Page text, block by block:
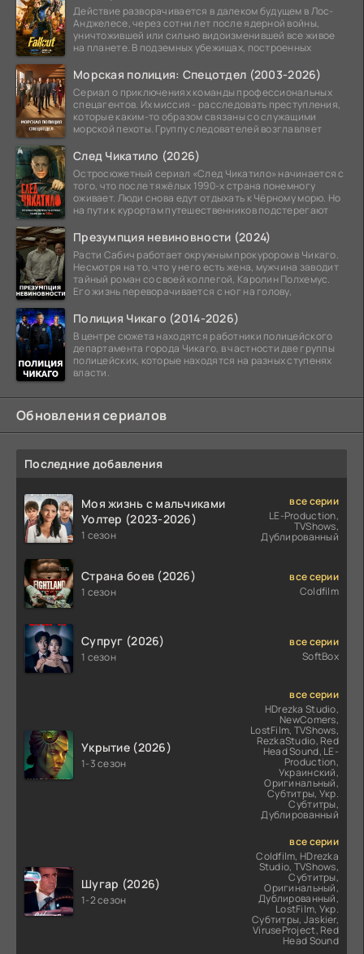
Действие разворачивается в далеком будущем в Лос-
Анджелесе, через сотни лет после ядерной войны,
уничтожившей или сильно видоизменившей все живое
на планете. В подземных убежищах, построенных
Морская полиция: Спецотдел (2003-2026)
Сериал о приключениях команды профессиональных
спецагентов. Их миссия - расследовать преступления,
которые каким-то образом связаны со служащими
морской пехоты. Группу следователей возглавляет
След Чикатило (2026)
Остросюжетный сериал «След Чикатило» начинается с
того, что после тяжёлых 1990-х страна понемногу
оживает. Люди снова едут отдыхать к Чёрному морю. Но
на пути к курортам путешественников подстерегают
Презумпция невиновности (2024)
Расти Сабич работает окружным прокурором в Чикаго.
Несмотря на то, что у него есть жена, мужчина заводит
тайный роман со своей коллегой, Каролин Полхемус.
Его жизнь переворачивается с ног на голову,
Полиция Чикаго (2014-2026)
В центре сюжета находятся работники полицейского
департамента города Чикаго, в частности две группы
полицейских, которые находятся на разных ступенях
власти.
Обновления сериалов
Последние добавления
Моя жизнь с мальчиками
Уолтер (2023-2026)
1 сезон
все серии
LE-Production,
TVShows,
Дублированный
Страна боев (2026)
1 сезон
все серии
Coldfilm
Супруг (2026)
1 сезон
все серии
SoftBox
Укрытие (2026)
1-3 сезон
все серии
HDrezka Studio,
NewComers,
LostFilm, TVShows,
RezkaStudio, Red
Head Sound, LE-
Production,
Украинский,
Оригинальный,
Субтитры, Укр.
Субтитры,
Дублированный
Шугар (2026)
1-2 сезон
все серии
Coldfilm, HDrezka
Studio, TVShows,
Субтитры,
Оригинальный,
Дублированный,
LostFilm, Укр.
Субтитры, Jaskier,
ViruseProject, Red
Head Sound